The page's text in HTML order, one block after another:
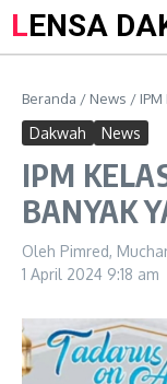
LENSA
Beranda / News / IPM
Dakwah News
IPM
BANYAK
Oleh Pimred,
1 April 2024 9:18 am